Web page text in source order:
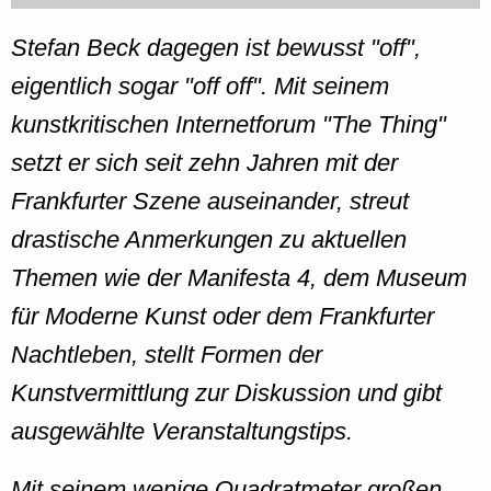
Stefan Beck dagegen ist bewusst "off",
eigentlich sogar "off off". Mit seinem
kunstkritischen Internetforum "The Thing"
setzt er sich seit zehn Jahren mit der
Frankfurter Szene auseinander, streut
drastische Anmerkungen zu aktuellen
Themen wie der Manifesta 4, dem Museum
für Moderne Kunst oder dem Frankfurter
Nachtleben, stellt Formen der
Kunstvermittlung zur Diskussion und gibt
ausgewählte Veranstaltungstips.